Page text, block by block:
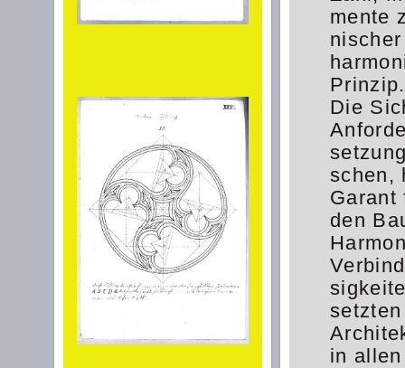
mente
Prinzip.
Die
schen,
Garant
den
in